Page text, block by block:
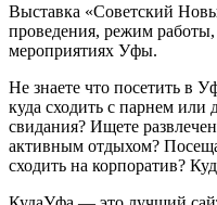
Выставка «Советский
проведения, режим
мероприятиях Уфы.
Не знаете что посетить в
куда сходить с парнем или
свидания? Ищете
активным отдыхом?
сходить на корпоратив?